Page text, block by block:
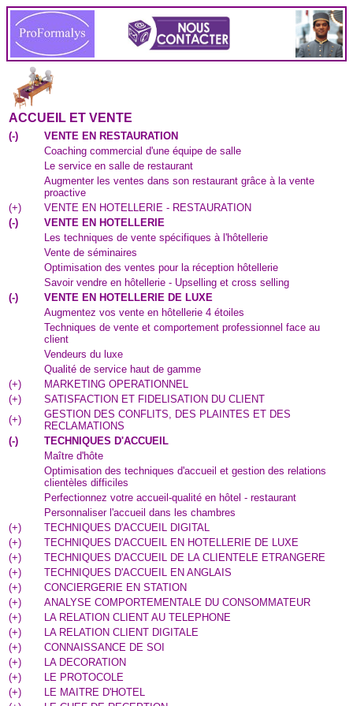
ACCUEIL ET VENTE
(-)
VENTE EN RESTAURATION
Coaching commercial d'une équipe de salle
Le service en salle de restaurant
Augmenter les ventes dans son restaurant grâce à la vente
proactive
(+)
VENTE EN HOTELLERIE - RESTAURATION
(-)
VENTE EN HOTELLERIE
Les techniques de vente spécifiques à l'hôtellerie
Vente de séminaires
Optimisation des ventes pour la réception hôtellerie
Savoir vendre en hôtellerie - Upselling et cross selling
(-)
VENTE EN HOTELLERIE DE LUXE
Augmentez vos vente en hôtellerie 4 étoiles
Techniques de vente et comportement professionnel face au
client
Vendeurs du luxe
Qualité de service haut de gamme
(+)
MARKETING OPERATIONNEL
(+)
SATISFACTION ET FIDELISATION DU CLIENT
(+)
GESTION DES CONFLITS, DES PLAINTES ET DES
RECLAMATIONS
(-)
TECHNIQUES D'ACCUEIL
Maître d'hôte
Optimisation des techniques d'accueil et gestion des relations
clientèles difficiles
Perfectionnez votre accueil-qualité en hôtel - restaurant
Personnaliser l'accueil dans les chambres
(+)
TECHNIQUES D'ACCUEIL DIGITAL
(+)
TECHNIQUES D'ACCUEIL EN HOTELLERIE DE LUXE
(+)
TECHNIQUES D'ACCUEIL DE LA CLIENTELE ETRANGERE
(+)
TECHNIQUES D'ACCUEIL EN ANGLAIS
(+)
CONCIERGERIE EN STATION
(+)
ANALYSE COMPORTEMENTALE DU CONSOMMATEUR
(+)
LA RELATION CLIENT AU TELEPHONE
(+)
LA RELATION CLIENT DIGITALE
(+)
CONNAISSANCE DE SOI
(+)
LA DECORATION
(+)
LE PROTOCOLE
(+)
LE MAITRE D'HOTEL